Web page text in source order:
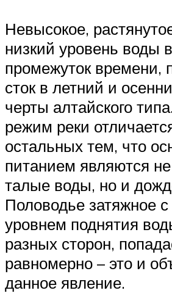
Невысокое,
низкий уровень воды
промежуток
сток в летний и
черты алтайского
режим реки
остальных тем, что
питанием являются
талые воды, но и
Половодье затяжное
уровнем поднятия
разных сторон,
равномерно – это и
данное явление.